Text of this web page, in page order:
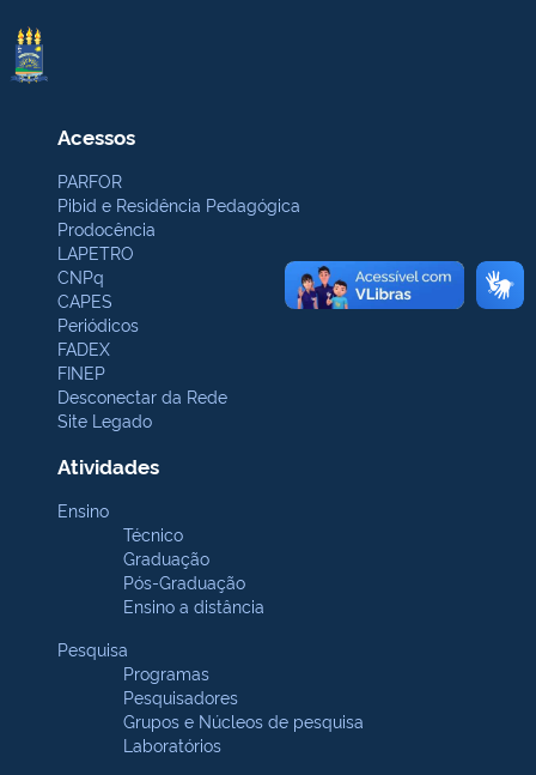
Acessos
PARFOR
Pibid e Residência Pedagógica
Prodocência
LAPETRO
CNPq
CAPES
Periódicos
FADEX
FINEP
Desconectar da Rede
Site Legado
Atividades
Ensino
Técnico
Graduação
Pós-Graduação
Ensino a distância
Pesquisa
Programas
Pesquisadores
Grupos e Núcleos de pesquisa
Laboratórios